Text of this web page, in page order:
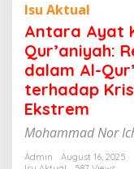
Isu Aktual
Antara Ayat
Qur’aniyah:
dalam Al-
terhadap
Ekstrem
Mohammad Nor
Admin
August 16, 2025